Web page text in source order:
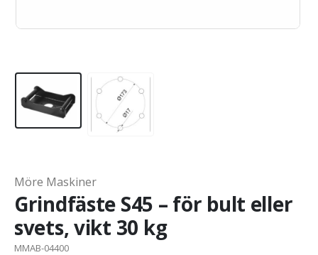
Möre Maskiner
Grindfäste S45 – för bult eller
svets, vikt 30 kg
MMAB-04400